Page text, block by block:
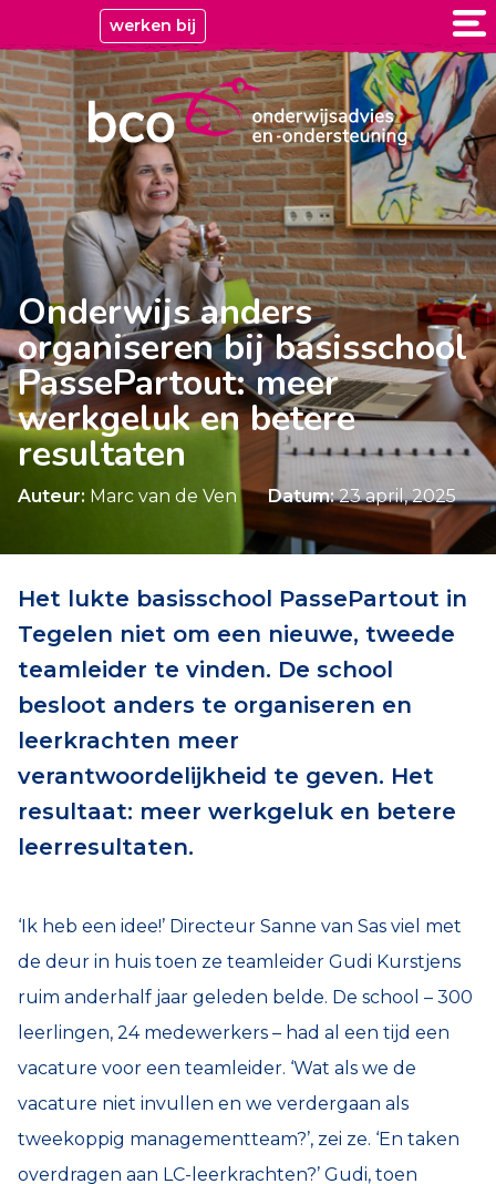
werken bij
Onderwijs anders
organiseren bij basisschool
PassePartout: meer
werkgeluk en betere
resultaten
Auteur: Marc van de Ven Datum:23 april, 2025
Het lukte basisschool PassePartout in
Tegelen niet om een nieuwe, tweede
teamleider te vinden. De school
besloot anders te organiseren en
leerkrachten meer
verantwoordelijkheid te geven. Het
resultaat: meer werkgeluk en betere
leerresultaten.
‘Ik heb een idee!’ Directeur Sanne van Sas viel met
de deur in huis toen ze teamleider Gudi Kurstjens
ruim anderhalf jaar geleden belde. De school – 300
leerlingen, 24 medewerkers – had al een tijd een
vacature voor een teamleider. ‘Wat als we de
vacature niet invullen en we verdergaan als
tweekoppig managementteam?’, zei ze. ‘En taken
overdragen aan LC-leerkrachten?’ Gudi, toen